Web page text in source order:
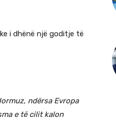
i dhënë një goditje të
ndërsa Evropa
e të cilit kalon